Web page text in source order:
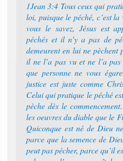
1Jean 3:4 Tous ceux qui
loi, puisque le péché, c’est
vous le savez, Jésus est
péchés et il n’y a pas de
demeurent en lui ne pèchent
il ne l’a pas vu et ne l’a
que personne ne vous
justice est juste comme
Celui qui pratique le péché
pèche dès le
les oeuvres du diable que le
Quiconque est né de Dieu
parce que la semence de
peut pas pécher, parce qu’il